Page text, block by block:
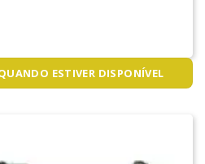
ESTIVER DISPONÍVEL